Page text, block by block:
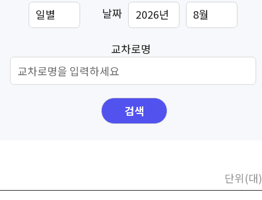
날짜
교차로명
검색
단위(대)